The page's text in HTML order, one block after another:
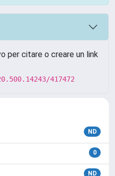
per citare o creare un link
417472
ND
0
ND